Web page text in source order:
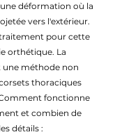
déformation où la
vers l'extérieur.
pour cette
orthétique. La
méthode non
thoraciques
fonctionne
et combien de
détails :